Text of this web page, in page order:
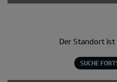
Der Standort
SUCHE